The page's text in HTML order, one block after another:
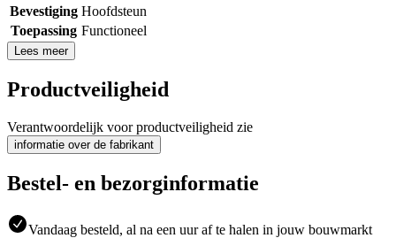
Bevestiging Hoofdsteun
Toepassing Functioneel
Lees meer
Productveiligheid
Verantwoordelijk voor productveiligheid zie
informatie over de fabrikant
Bestel- en bezorginformatie
Vandaag besteld, al na een uur af te halen in jouw bouwmarkt